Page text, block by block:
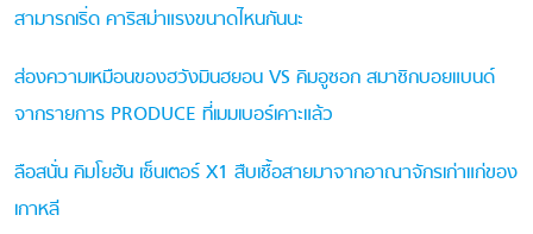
สามารถเริ่ด คาริสม่าแรงขนาดไหนกันนะ
ส่องความเหมือนของฮวังมินฮยอน VS คิมอูซอก สมาชิกบอยแบนด์
จากรายการ PRODUCE ที่เมมเบอร์เคาะแล้ว
ลือสนั่น คิมโยฮัน เซ็นเตอร์ X1 สืบเชื้อสายมาจากอาณาจักรเก่าแก่ของ
เกาหลี